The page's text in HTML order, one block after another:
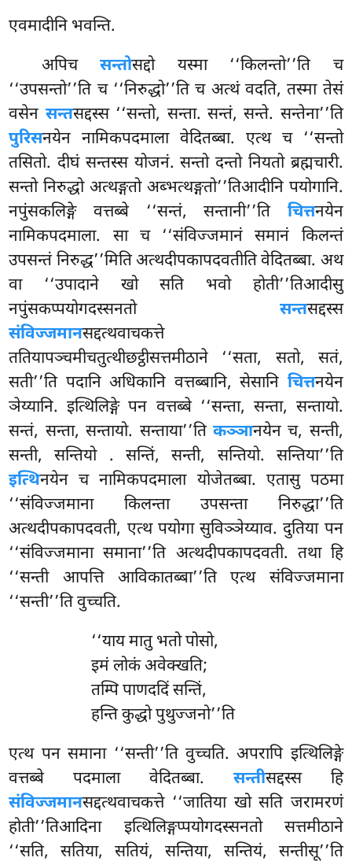
एवमादीनि भवन्ति.
अपिचसन्तोसद्दो यस्मा ‘‘किलन्तो’’ति च
‘‘उपसन्तो’’ति च ‘‘निरुद्धो’’ति च अत्थं वदति, तस्मा तेसं
वसेन सन्तसद्दस्स ‘‘सन्तो, सन्ता. सन्तं, सन्ते. सन्तेना’’ति
पुरिसनयेन नामिकपदमाला वेदितब्बा. एत्थ च ‘‘सन्तो
तसितो. दीघं सन्तस्स योजनं. सन्तो दन्तो नियतो ब्रह्मचारी.
सन्तो निरुद्धो अत्थङ्गतो अब्भत्थङ्गतो’’तिआदीनि पयोगानि.
नपुंसकलिङ्गे वत्तब्बे ‘‘सन्तं, सन्तानी’’ति चित्तनयेन
नामिकपदमाला. सा च ‘‘संविज्जमानं समानं किलन्तं
उपसन्तं निरुद्ध’’मिति अत्थदीपकापदवतीति वेदितब्बा. अथ
वा ‘‘उपादाने खो सति भवो होती’’तिआदीसु
नपुंसकप्पयोगदस्सनतो सन्तसद्दस्स
संविज्जमानसद्दत्थवाचकत्ते
ततियापञ्चमीचतुत्थीछट्ठीसत्तमीठाने ‘‘सता, सतो, सतं,
सती’’ति पदानि अधिकानि वत्तब्बानि, सेसानि चित्तनयेन
ञेय्यानि. इत्थिलिङ्गे पन वत्तब्बे ‘‘सन्ता, सन्ता, सन्तायो.
सन्तं, सन्ता, सन्तायो. सन्ताया’’ति कञ्ञानयेन च, सन्ती,
सन्ती, सन्तियो . सन्तिं, सन्ती, सन्तियो. सन्तिया’’ति
इत्थिनयेन च नामिकपदमाला योजेतब्बा. एतासु पठमा
‘‘संविज्जमाना किलन्ता उपसन्ता निरुद्धा’’ति
अत्थदीपकापदवती, एत्थ पयोगा सुविञ्ञेय्याव. दुतिया पन
‘‘संविज्जमाना समाना’’ति अत्थदीपकापदवती. तथा हि
‘‘सन्ती आपत्ति आविकातब्बा’’ति एत्थ संविज्जमाना
‘‘सन्ती’’ति वुच्चति.
‘‘याय मातु भतो पोसो,
इमं लोकं अवेक्खति;
तम्पि पाणददिं सन्तिं,
हन्ति कुद्धो पुथुज्जनो’’ति
एत्थ पन समाना ‘‘सन्ती’’ति वुच्चति. अपरापि इत्थिलिङ्गे
वत्तब्बे पदमाला वेदितब्बा. सन्तीसद्दस्स हि
संविज्जमानसद्दत्थवाचकत्ते ‘‘जातिया खो सति जरामरणं
होती’’तिआदिना इत्थिलिङ्गप्पयोगदस्सनतो सत्तमीठाने
‘‘सति, सतिया, सतियं, सन्तिया, सन्तियं, सन्तीसू’’ति